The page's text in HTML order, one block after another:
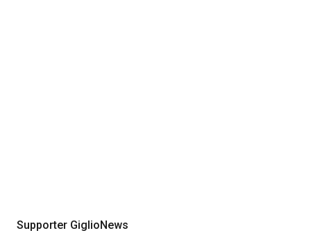
Supporter GiglioNews